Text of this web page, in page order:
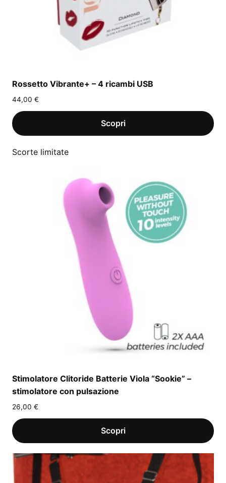
Rossetto Vibrante+ – 4 ricambi USB
44,00 €
Scorte limitate
Stimolatore Clitoride Batterie Viola “Sookie” –
stimolatore con pulsazione
26,00 €